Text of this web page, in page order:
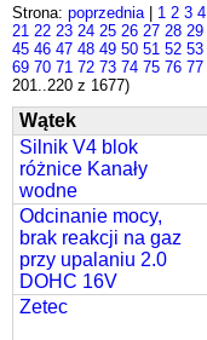
Strona: poprzednia| 1 2 3 4
21 22 23 24 25 26 27 28 29
45 46 47 48 49 50 51 52 53
69 70 71 72 73 74 75 76 77
201..220 z 1677)
Wątek
Silnik V4 blok
różnice Kanały
wodne
Odcinanie mocy,
brak reakcji na gaz
przy upalaniu 2.0
DOHC 16V
Zetec